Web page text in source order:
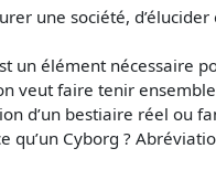
une société,
un élément nécessaire
veut faire tenir
d’un bestiaire réel ou
qu’un Cyborg ?